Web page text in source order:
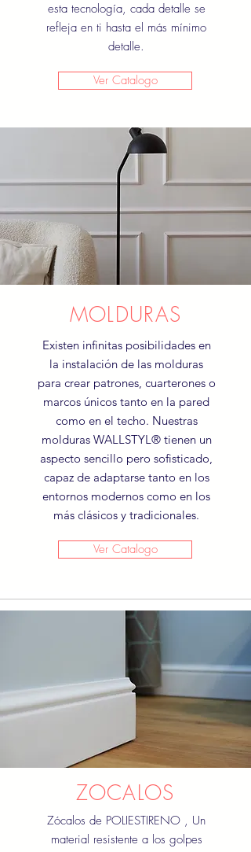
esta tecnología, cada detalle se
refleja en ti hasta el más mínimo
detalle.
Ver Catalogo
MOLDURAS
Existen infinitas posibilidades en
la instalación de las molduras
para crear patrones, cuarterones o
marcos únicos tanto en la pared
como en el techo. Nuestras
molduras WALLSTYL® tienen un
aspecto sencillo pero sofisticado,
capaz de adaptarse tanto en los
entornos modernos como en los
más clásicos y tradicionales.
Ver Catalogo
ZOCALOS
Zócalos de POLIESTIRENO , Un
material resistente a los golpes